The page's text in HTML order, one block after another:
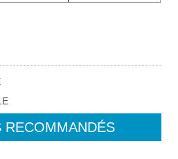
RECOMMANDÉS